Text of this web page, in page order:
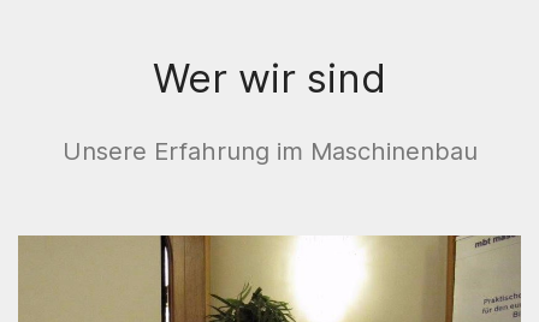
Wer wir sind
Unsere Erfahrung im Maschinenbau